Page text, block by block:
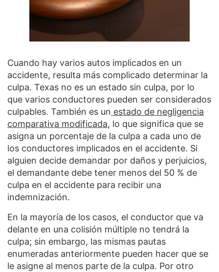
Cuando hay varios autos implicados en un
accidente, resulta más complicado determinar la
culpa. Texas no es un estado sin culpa, por lo
que varios conductores pueden ser considerados
culpables. También es un estado de negligencia
comparativa modificada, lo que significa que se
asigna un porcentaje de la culpa a cada uno de
los conductores implicados en el accidente. Si
alguien decide demandar por daños y perjuicios,
el demandante debe tener menos del 50 % de
culpa en el accidente para recibir una
indemnización.
En la mayoría de los casos, el conductor que va
delante en una colisión múltiple no tendrá la
culpa; sin embargo, las mismas pautas
enumeradas anteriormente pueden hacer que se
le asigne al menos parte de la culpa. Por otro